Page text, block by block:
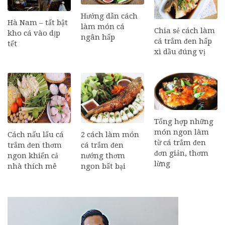
Hà Nam – tất bật
kho cá vào dịp
tết
Hướng dẫn cách
làm món cá
ngân hấp
Chia sẻ cách làm
cá trắm đen hấp
xì dầu đúng vị
Cách nấu lẩu cá
trắm đen thơm
ngon khiến cả
nhà thích mê
2 cách làm món
cá trắm đen
nướng thơm
ngon bất bại
Tổng hợp những
món ngon làm
từ cá trắm đen
đơn giản, thơm
lừng